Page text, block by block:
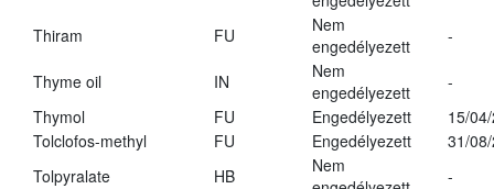
Thiram FU
Nem
engedélyezett
-
Thyme oil IN
Nem
engedélyezett
-
Thymol
FU Engedélyezett
15/
Tolclofos-methyl
FU Engedélyezett
31/
Tolpyralate
HB
Nem
-